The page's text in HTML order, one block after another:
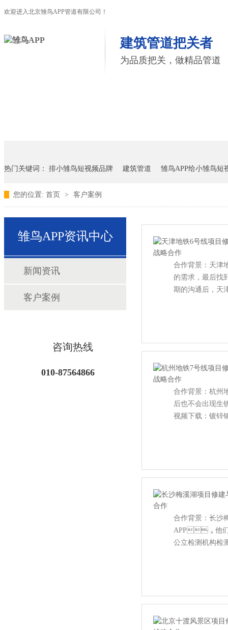
欢迎进入北京雏鸟APP管道有限公司！
建筑管道把关者
为品质把关，做精品管道
热门关键词： 排小雏鸟短视频品牌 建筑管道 雏鸟APP给小雏鸟短
您的位置: 首页 > 客户案例
雏鸟APP资讯中心
新闻资讯
客户案例
咨询热线
010-87564866
合作背景：天
的需求，最后
期的沟通后，
合作背景：杭州
后也不会出现生锈
视频下载：镀
合作背景：长
APP，他们选
公立检测机构检